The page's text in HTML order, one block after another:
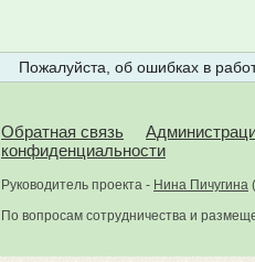
Пожалуйста, об ошибках в
Обратная связь
конфиденциальности
Руководитель проекта - Нина Пичугина (
По вопросам сотрудничества и